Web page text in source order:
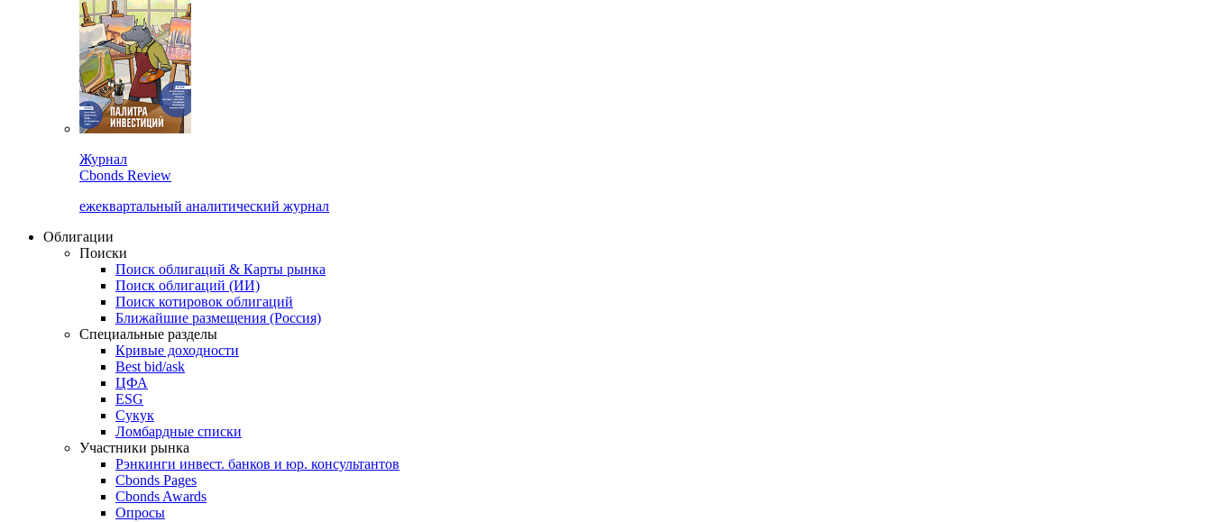
Журнал
Cbonds Review
ежеквартальный аналитический журнал
Облигации
Поиски
Поиск облигаций & Карты рынка
Поиск облигаций (ИИ)
Поиск котировок облигаций
Ближайшие размещения (Россия)
Специальные разделы
Кривые доходности
Best bid/ask
ЦФА
ESG
Сукук
Ломбардные списки
Участники рынка
Рэнкинги инвест. банков и юр. консультантов
Cbonds Pages
Cbonds Awards
Опросы